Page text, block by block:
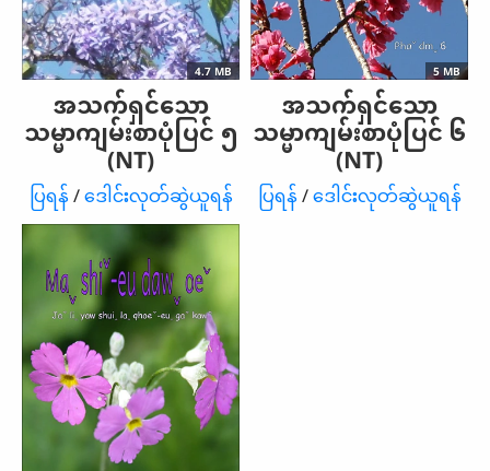
4.7 MB
အသက်ရှင်သော
သမ္မာကျမ်းစာပုံပြင် ၅
(NT)
ပြရန်/ဒေါင်းလုတ်ဆွဲယူရန်
5 MB
အသက်ရှင်သော
သမ္မာကျမ်းစာပုံပြင် ၆
(NT)
ပြရန်/ဒေါင်းလုတ်ဆွဲယူရန်